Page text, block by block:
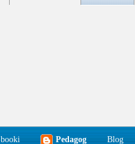
Pedagog Blog